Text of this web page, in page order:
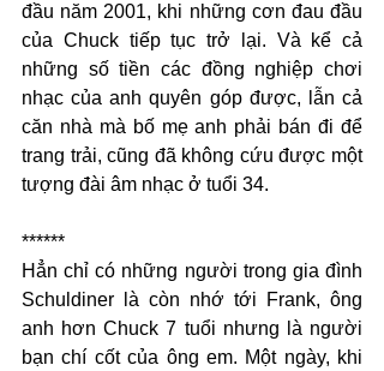
đầu năm 2001, khi những cơn đau đầu
của Chuck tiếp tục trở lại. Và kể cả
những số tiền các đồng nghiệp chơi
nhạc của anh quyên góp được, lẫn cả
căn nhà mà bố mẹ anh phải bán đi để
trang trải, cũng đã không cứu được một
tượng đài âm nhạc ở tuổi 34.
******
Hẳn chỉ có những người trong gia đình
Schuldiner là còn nhớ tới Frank, ông
anh hơn Chuck 7 tuổi nhưng là người
bạn chí cốt của ông em. Một ngày, khi